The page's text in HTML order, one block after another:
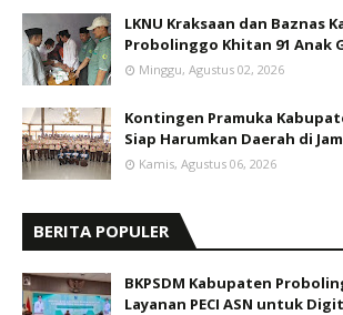
LKNU Kraksaan dan Baznas
Probolinggo Khitan 91 Anak
Minggu, Agustus 02, 2026
Kontingen Pramuka
Siap Harumkan Daerah di
Kamis, Agustus 06, 2026
BERITA POPULER
BKPSDM Kabupaten
Layanan PECI ASN untuk